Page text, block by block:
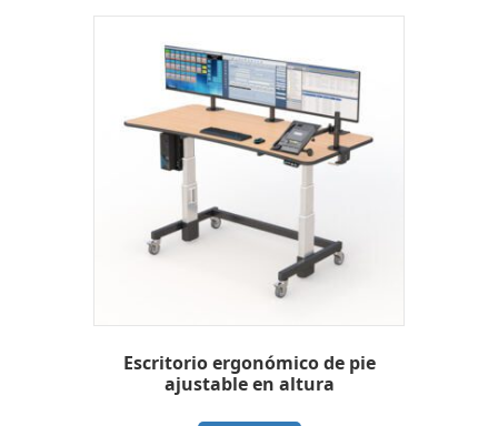
Escritorio ergonómico de pie
ajustable en altura